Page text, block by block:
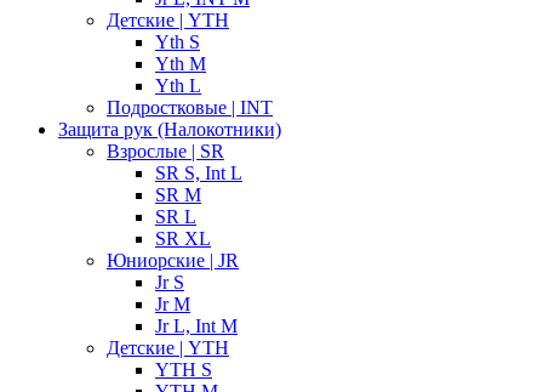
Детские | YTH
Yth S
Yth M
Yth L
Подростковые | INT
Защита рук (Налокотники)
Взрослые | SR
SR S, Int L
SR M
SR L
SR XL
Юниорские | JR
Jr S
Jr M
Jr L, Int M
Детские | YTH
YTH S